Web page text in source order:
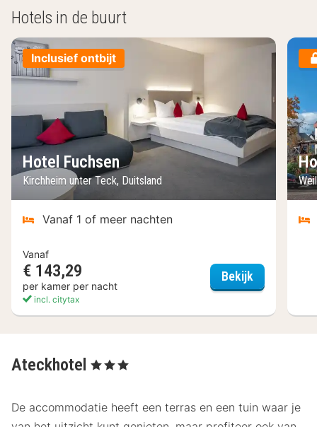
Hotels in de buurt
Inclusief ontbijt
Hotel Fuchsen
Kirchheim unter Teck, Duitsland
Vanaf 1 of meer nachten
Vanaf
€ 143,29
per kamer per nacht
incl. citytax
Bekijk
Ateckhotel , 3 Sterren
De accommodatie heeft een terras en een tuin waar je